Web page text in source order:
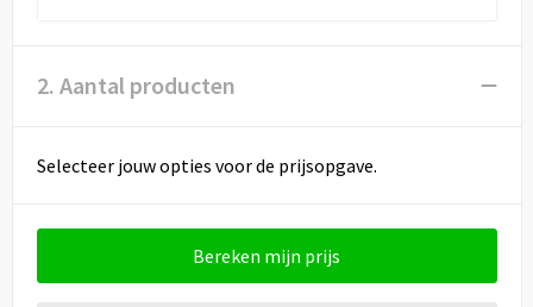
2. Aantal producten
Selecteer jouw opties voor de prijsopgave.
Bereken mijn prijs